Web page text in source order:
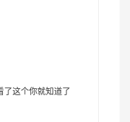
了这个你就知道了